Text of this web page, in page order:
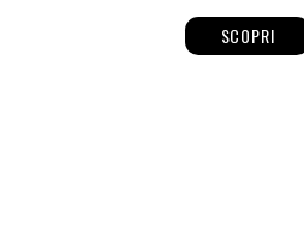
SCOPRI